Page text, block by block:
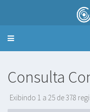
Alternar
Consulta
Exibindo 1 a 25 de 378